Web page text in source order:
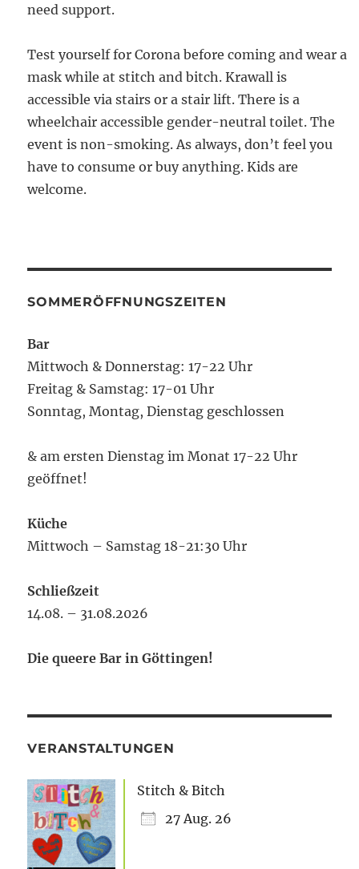
need support.
Test yourself for Corona before coming and wear a
mask while at stitch and bitch. Krawall is
accessible via stairs or a stair lift. There is a
wheelchair accessible gender-neutral toilet. The
event is non-smoking. As always, don’t feel you
have to consume or buy anything. Kids are
welcome.
SOMMERÖFFNUNGSZEITEN
Bar
Mittwoch & Donnerstag: 17-22 Uhr
Freitag & Samstag: 17-01 Uhr
Sonntag, Montag, Dienstag geschlossen
& am ersten Dienstag im Monat 17-22 Uhr
geöffnet!
Küche
Mittwoch – Samstag 18-21:30 Uhr
Schließzeit
14.08. – 31.08.2026
Die queere Bar in Göttingen!
VERANSTALTUNGEN
Stitch & Bitch
27 Aug. 26